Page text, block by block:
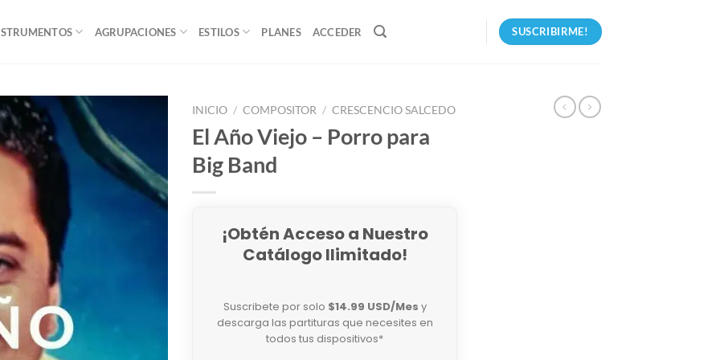
AGRUPACIONES ESTILOS PLANES ACCEDER SUSCRIBIRME!
INICIO / COMPOSITOR / CRESCENCIO SALCEDO
El Año Viejo – Porro para
Big Band
¡Obtén Acceso a Nuestro
Catálogo Ilimitado!
Suscribete por solo $14.99 USD/Mes y
descarga las partituras que necesites en
todos tus dispositivos*